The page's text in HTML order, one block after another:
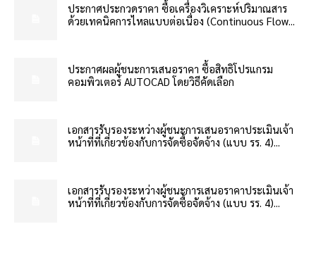
ประกาศประกวดราคา ซื้อเครื่องวิเคราะห์ปริมาณสาร
ด้วยเทคนิคการไหลแบบต่อเนื่อง (Continuous Flow...
ประกาศผลผู้ชนะการเสนอราคา ซื้อสิทธิโปรแกรม
คอมพิวเตอร์ AUTOCAD โดยวิธีคัดเลือก
เอกสารรับรองระหว่างผู้ชนะการเสนอราคาประเมินเจ้า
หน้าที่ที่เกี่ยวข้องกับการจัดซื้อจัดจ้าง (แบบ รร. 4)...
เอกสารรับรองระหว่างผู้ชนะการเสนอราคาประเมินเจ้า
หน้าที่ที่เกี่ยวข้องกับการจัดซื้อจัดจ้าง (แบบ รร. 4)...